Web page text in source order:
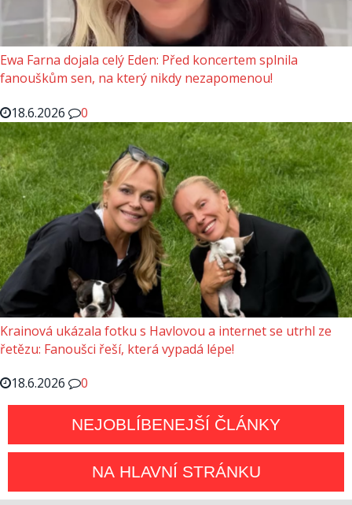
Ewa Farna dojala celý Eden: Před koncertem splnila
fanouškům sen, na který nikdy nezapomenou!
18.6.2026
0
Krainová ukázala fotku s Havlovou a internet se utrhl ze
řetězu: Fanoušci řeší, která vypadá lépe!
18.6.2026
0
NEJOBLÍBENEJŠÍ ČLÁNKY
NA HLAVNÍ STRÁNKU